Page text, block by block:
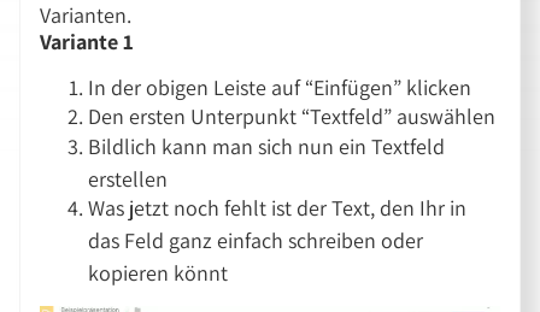
Varianten.
Variante 1
In der obigen Leiste auf “Einfügen” klicken
Den ersten Unterpunkt “Textfeld” auswählen
Bildlich kann man sich nun ein Textfeld
erstellen
Was jetzt noch fehlt ist der Text, den Ihr in
das Feld ganz einfach schreiben oder
kopieren könnt